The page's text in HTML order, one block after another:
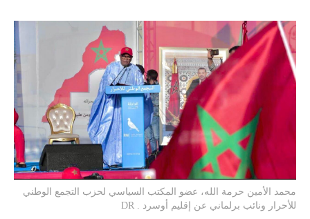
محمد الأمين حرمة الله، عضو المكتب السياسي لحزب التجمع الوطني
للأحرار ونائب برلماني عن إقليم أوسرد . DR